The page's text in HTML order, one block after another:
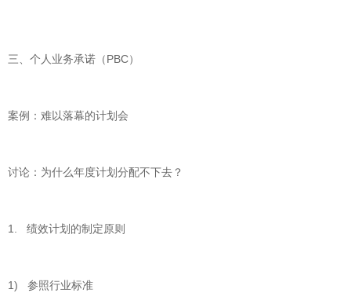
三、个人业务承诺（PBC）
案例：难以落幕的计划会
讨论：为什么年度计划分配不下去？
1. 绩效计划的制定原则
1) 参照行业标准